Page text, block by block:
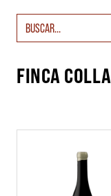
Buscar:
FINCA